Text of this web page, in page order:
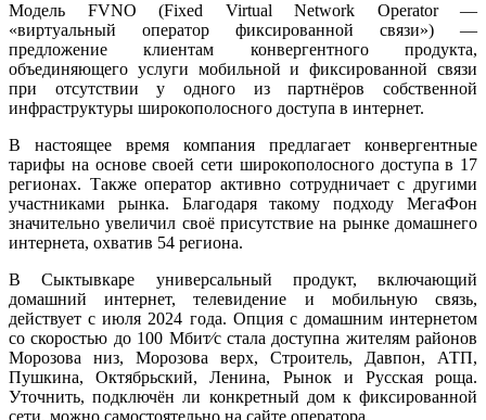
Модель FVNO (Fixed Virtual Network Operator —
«виртуальный оператор фиксированной связи») —
предложение клиентам конвергентного продукта,
объединяющего услуги мобильной и фиксированной связи
при отсутствии у одного из партнёров собственной
инфраструктуры широкополосного доступа в интернет.
В настоящее время компания предлагает конвергентные
тарифы на основе своей сети широкополосного доступа в 17
регионах. Также оператор активно сотрудничает с другими
участниками рынка. Благодаря такому подходу МегаФон
значительно увеличил своё присутствие на рынке домашнего
интернета, охватив 54 региона.
В Сыктывкаре универсальный продукт, включающий
домашний интернет, телевидение и мобильную связь,
действует с июля 2024 года. Опция с домашним интернетом
со скоростью до 100 Мбит⁄с стала доступна жителям районов
Морозова низ, Морозова верх, Строитель, Давпон, АТП,
Пушкина, Октябрьский, Ленина, Рынок и Русская роща.
Уточнить, подключён ли конкретный дом к фиксированной